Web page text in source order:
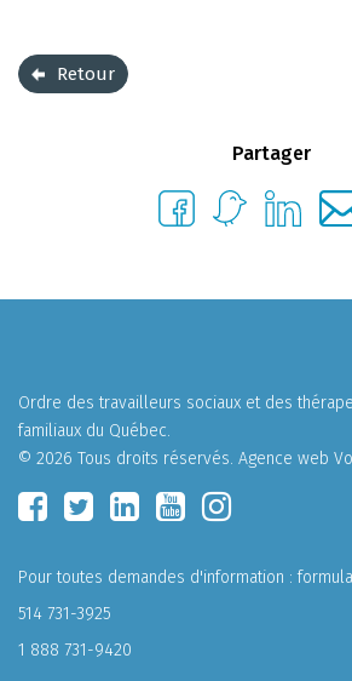
Retour
Partager
Ordre des travailleurs sociaux et des
familiaux du Québec.
© 2026 Tous droits réservés. Agence web
Pour toutes demandes d'information :
514 731-3925
1 888 731-9420